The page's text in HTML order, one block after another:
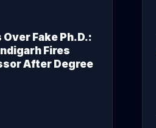
Over Fake Ph.D.:
Fires
After Degree